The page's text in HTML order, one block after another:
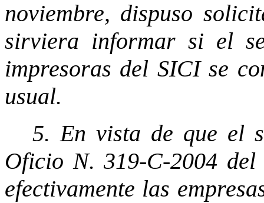
noviembre, dispuso
sirviera informar si el
impresoras del SICI se
usual.
5. En vista de que el
Oficio N. 319-C-2004
efectivamente las